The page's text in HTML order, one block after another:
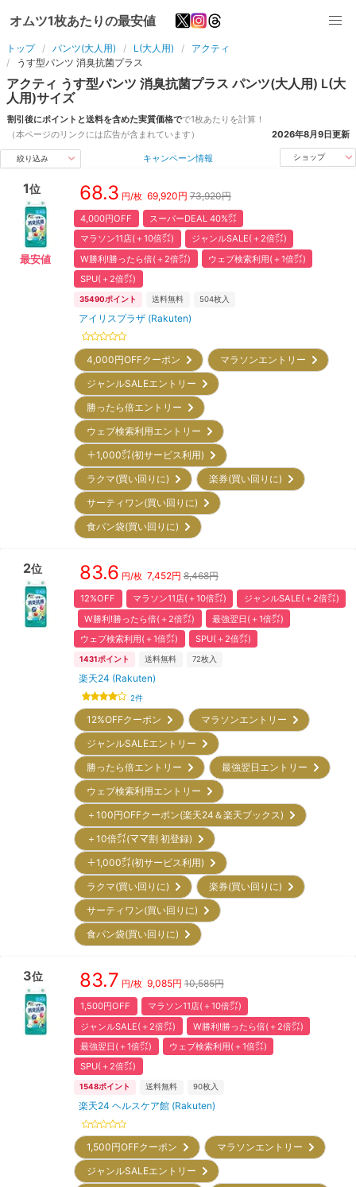
オムツ1枚あたりの最安値
トップ パンツ(大人用) L(大人用)
アクティ
うす型パンツ 消臭抗菌プラス
アクティ うす型パンツ 消臭抗菌プラス パンツ(大人用) L(大
人用)サイズ
割引後にポイントと送料を含めた実質価格でで1枚あたりを計算！
（本ページのリンクには広告が含まれています）
2026年8月9日更新
絞り込み キャンペーン情報 ショップ
1位
最安値
68.3 円/枚 69,920円 73,920円
4,000円OFF
スーパーDEAL 40%㌽
マラソン11店(＋10倍㌽)
ジャンルSALE(＋2倍㌽)
W勝利!勝ったら倍(＋2倍㌽)
ウェブ検索利用(＋1倍㌽)
SPU(＋2倍㌽)
35490ポイント 送料無料 504枚入
アイリスプラザ (Rakuten)
4,000円OFFクーポン
マラソンエントリー
ジャンルSALEエントリー
勝ったら倍エントリー
ウェブ検索利用エントリー
＋1,000㌽(初サービス利用)
ラクマ(買い回りに)
楽券(買い回りに)
サーティワン(買い回りに)
食パン袋(買い回りに)
2位 83.6 円/枚 7,452円 8,468円
12%OFF マラソン11店(＋10倍㌽)
ジャンルSALE(＋2倍㌽)
W勝利!勝ったら倍(＋2倍㌽)
最強翌日(＋1倍㌽)
ウェブ検索利用(＋1倍㌽)
SPU(＋2倍㌽)
1431ポイント 送料無料 72枚入
楽天24 (Rakuten)
2件
12%OFFクーポン
マラソンエントリー
ジャンルSALEエントリー
勝ったら倍エントリー
最強翌日エントリー
ウェブ検索利用エントリー
＋100円OFFクーポン(楽天24＆楽天ブックス)
＋10倍㌽(ママ割 初登録)
＋1,000㌽(初サービス利用)
ラクマ(買い回りに)
楽券(買い回りに)
サーティワン(買い回りに)
食パン袋(買い回りに)
3位 83.7 円/枚 9,085円 10,585円
1,500円OFF
マラソン11店(＋10倍㌽)
ジャンルSALE(＋2倍㌽)
W勝利!勝ったら倍(＋2倍㌽)
最強翌日(＋1倍㌽)
ウェブ検索利用(＋1倍㌽)
SPU(＋2倍㌽)
1548ポイント 送料無料 90枚入
楽天24 ヘルスケア館 (Rakuten)
1,500円OFFクーポン
マラソンエントリー
ジャンルSALEエントリー